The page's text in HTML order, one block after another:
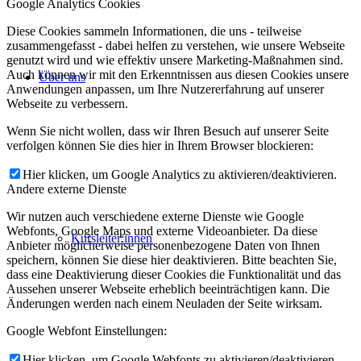
Über uns
Kursleiter:innen
Google Analytics Cookies
Diese Cookies sammeln Informationen, die uns - teilweise
zusammengefasst - dabei helfen zu verstehen, wie unsere Webseite
genutzt wird und wie effektiv unsere Marketing-Maßnahmen sind.
Auch können wir mit den Erkenntnissen aus diesen Cookies unsere
Anwendungen anpassen, um Ihre Nutzererfahrung auf unserer
Webseite zu verbessern.
Wenn Sie nicht wollen, dass wir Ihren Besuch auf unserer Seite
verfolgen können Sie dies hier in Ihrem Browser blockieren:
Hier klicken, um Google Analytics zu aktivieren/deaktivieren.
Andere externe Dienste
Wir nutzen auch verschiedene externe Dienste wie Google
Webfonts, Google Maps und externe Videoanbieter. Da diese
Anbieter möglicherweise personenbezogene Daten von Ihnen
speichern, können Sie diese hier deaktivieren. Bitte beachten Sie,
dass eine Deaktivierung dieser Cookies die Funktionalität und das
Aussehen unserer Webseite erheblich beeinträchtigen kann. Die
Änderungen werden nach einem Neuladen der Seite wirksam.
Google Webfont Einstellungen: